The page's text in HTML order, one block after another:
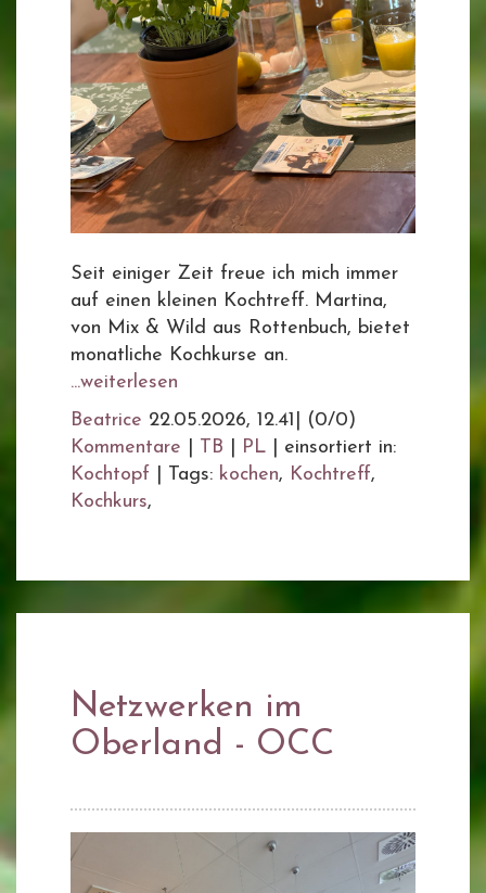
Seit einiger Zeit freue ich mich immer
auf einen kleinen Kochtreff. Martina,
von Mix & Wild aus Rottenbuch, bietet
monatliche Kochkurse an.
...weiterlesen
Beatrice 22.05.2026, 12.41
(0/0)
Kommentare
TB PL
einsortiert in:
Kochtopf
Tags: kochen, Kochtreff,
Kochkurs,
Netzwerken im
Oberland - OCC